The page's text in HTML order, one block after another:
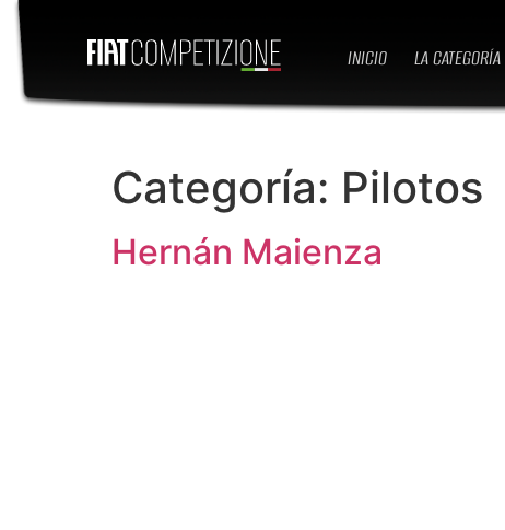
INICIO LA CATEGORÍA
Categoría: Pilotos
Hernán Maienza